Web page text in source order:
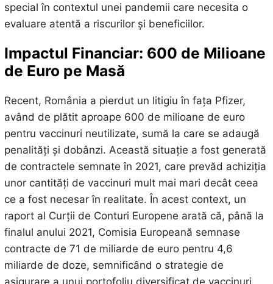
special în contextul unei pandemii care necesita o
evaluare atentă a riscurilor și beneficiilor.
Impactul Financiar: 600 de Milioane
de Euro pe Masă
Recent, România a pierdut un litigiu în fața Pfizer,
având de plătit aproape 600 de milioane de euro
pentru vaccinuri neutilizate, sumă la care se adaugă
penalități și dobânzi. Această situație a fost generată
de contractele semnate în 2021, care prevăd achiziția
unor cantități de vaccinuri mult mai mari decât ceea
ce a fost necesar în realitate. În acest context, un
raport al Curții de Conturi Europene arată că, până la
finalul anului 2021, Comisia Europeană semnase
contracte de 71 de miliarde de euro pentru 4,6
miliarde de doze, semnificând o strategie de
asigurare a unui portofoliu diversificat de vaccinuri.